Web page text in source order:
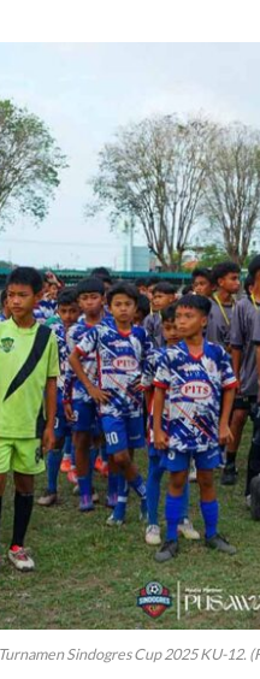
Sindogres Cup 2025 KU-12.